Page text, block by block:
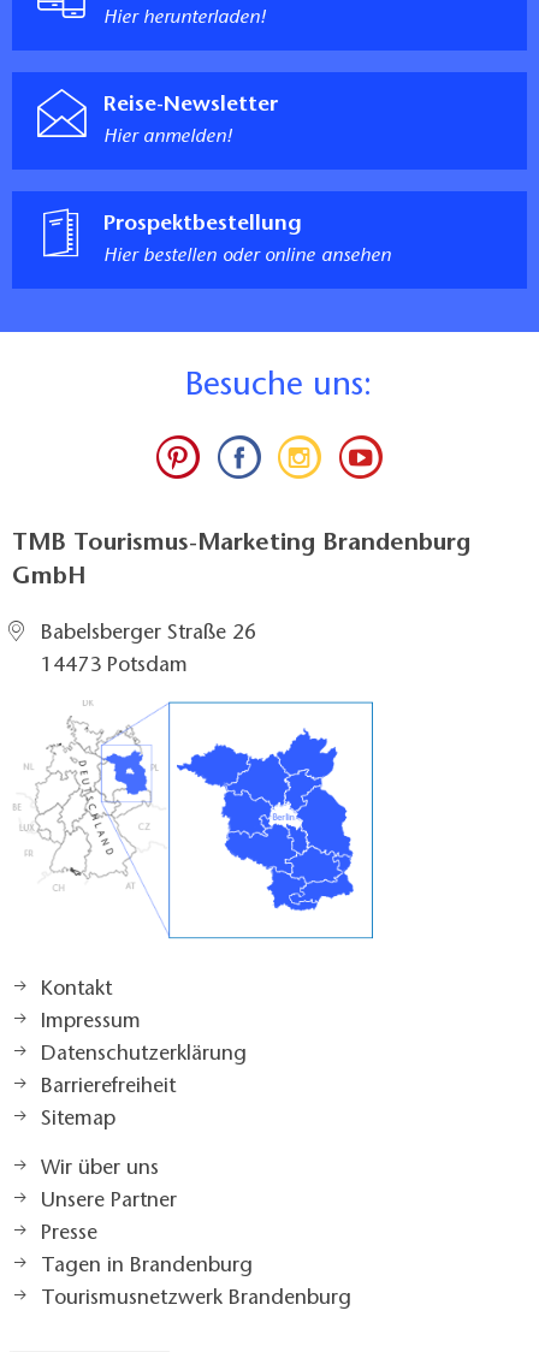
Hier herunterladen!
Reise-Newsletter
Hier anmelden!
Prospektbestellung
Hier bestellen oder online ansehen
Besuche uns:
TMB Tourismus-Marketing Brandenburg
GmbH
Babelsberger Straße 26
14473 Potsdam
Kontakt
Impressum
Datenschutzerklärung
Barrierefreiheit
Sitemap
Wir über uns
Unsere Partner
Presse
Tagen in Brandenburg
Tourismusnetzwerk Brandenburg